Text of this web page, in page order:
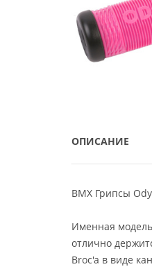
ОПИСАНИЕ
BMX Грипсы
Именная модель
отлично
Broc'a в виде